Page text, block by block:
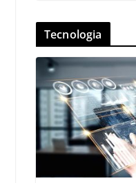
Tecnologia